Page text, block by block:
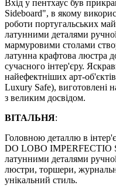
Вхід у пентхаус був
Sideboard", в якому
роботи португальських
латунними деталями
мармуровими столами
латунна крафтова люстра
сучасного інтер'єру.
найефектніших арт-
Luxury Safe), виготовлені
з великим досвідом.
ВІТАЛЬНЯ:
Головною деталлю в
DO LOBO IMPERFECTIO
латунними деталями
люстри, торшери,
унікальний стиль.